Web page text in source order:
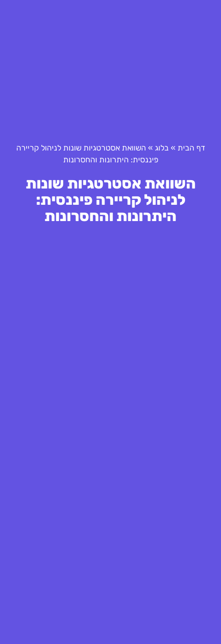
דף הבית »בלוג » השוואת אסטרטגיות שונות לניהול קריירה
פיננסית: היתרונות והחסרונות
השוואת אסטרטגיות שונות
לניהול קריירה פיננסית:
היתרונות והחסרונות